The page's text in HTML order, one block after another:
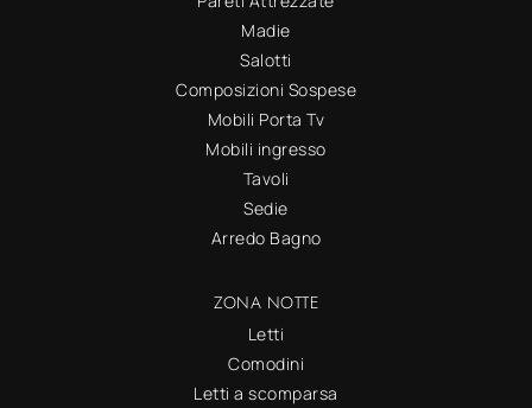
Madie
Salotti
Composizioni Sospese
Mobili Porta Tv
Mobili ingresso
Tavoli
Sedie
Arredo Bagno
ZONA NOTTE
Letti
Comodini
Letti a scomparsa